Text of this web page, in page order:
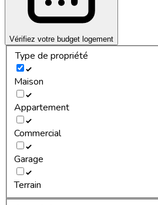
Vérifiez votre budget logement
Type de propriété
Maison
Appartement
Commercial
Garage
Terrain